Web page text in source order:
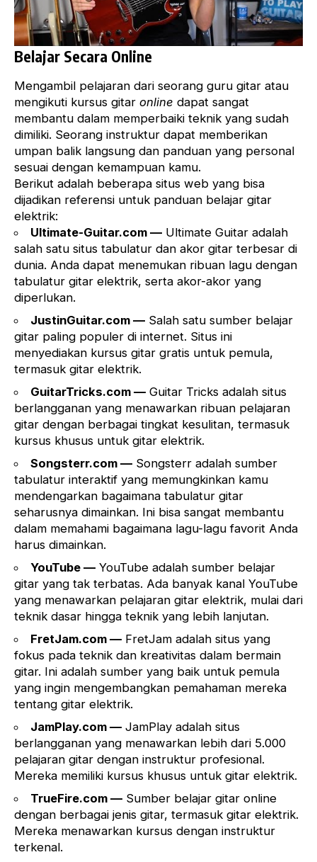
Belajar Secara Online
Mengambil pelajaran dari seorang guru gitar atau
mengikuti kursus gitar online dapat sangat
membantu dalam memperbaiki teknik yang sudah
dimiliki. Seorang instruktur dapat memberikan
umpan balik langsung dan panduan yang personal
sesuai dengan kemampuan kamu.
Berikut adalah beberapa situs web yang bisa
dijadikan referensi untuk panduan belajar gitar
elektrik:
Ultimate-Guitar.com—Ultimate Guitar adalah
salah satu situs tabulatur dan akor gitar terbesar di
dunia. Anda dapat menemukan ribuan lagu dengan
tabulatur gitar elektrik, serta akor-akor yang
diperlukan.
JustinGuitar.com—Salah satu sumber belajar
gitar paling populer di internet. Situs ini
menyediakan kursus gitar gratis untuk pemula,
termasuk gitar elektrik.
GuitarTricks.com—Guitar Tricks adalah situs
berlangganan yang menawarkan ribuan pelajaran
gitar dengan berbagai tingkat kesulitan, termasuk
kursus khusus untuk gitar elektrik.
Songsterr.com—Songsterr adalah sumber
tabulatur interaktif yang memungkinkan kamu
mendengarkan bagaimana tabulatur gitar
seharusnya dimainkan. Ini bisa sangat membantu
dalam memahami bagaimana lagu-lagu favorit Anda
harus dimainkan.
YouTube—YouTube adalah sumber belajar
gitar yang tak terbatas. Ada banyak kanal YouTube
yang menawarkan pelajaran gitar elektrik, mulai dari
teknik dasar hingga teknik yang lebih lanjutan.
FretJam.com—FretJam adalah situs yang
fokus pada teknik dan kreativitas dalam bermain
gitar. Ini adalah sumber yang baik untuk pemula
yang ingin mengembangkan pemahaman mereka
tentang gitar elektrik.
JamPlay.com—JamPlay adalah situs
berlangganan yang menawarkan lebih dari 5.000
pelajaran gitar dengan instruktur profesional.
Mereka memiliki kursus khusus untuk gitar elektrik.
TrueFire.com—Sumber belajar gitar online
dengan berbagai jenis gitar, termasuk gitar elektrik.
Mereka menawarkan kursus dengan instruktur
terkenal.